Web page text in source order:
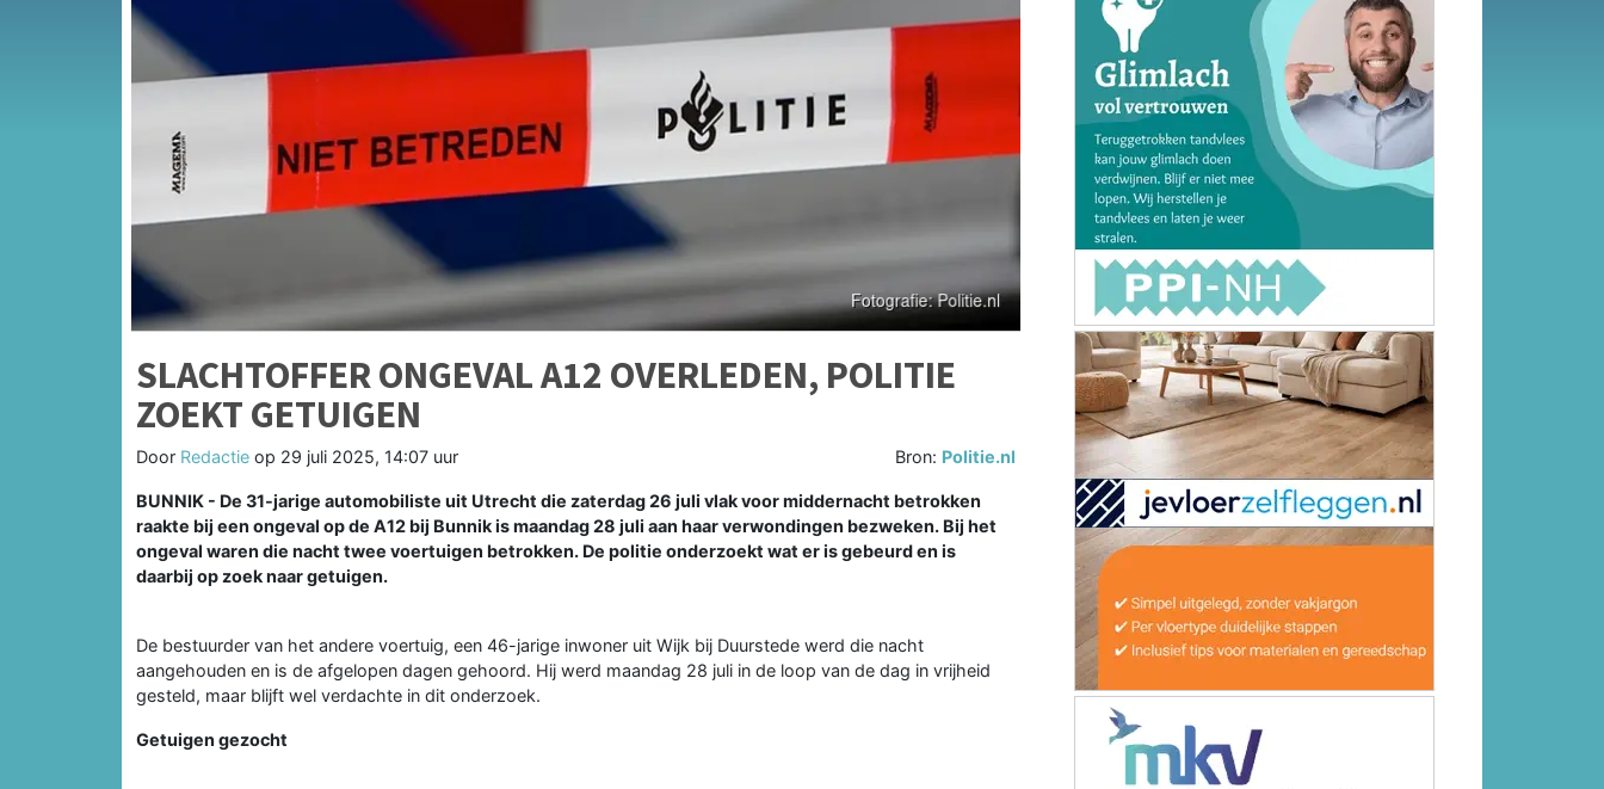
SLACHTOFFER ONGEVAL A12 OVERLEDEN, POLITIE
ZOEKT GETUIGEN
Door Redactie op 29 juli 2025, 14:07 uur Bron: Politie.nl
BUNNIK - De 31-jarige automobiliste uit Utrecht die zaterdag 26 juli vlak voor middernacht betrokken
raakte bij een ongeval op de A12 bij Bunnik is maandag 28 juli aan haar verwondingen bezweken. Bij het
ongeval waren die nacht twee voertuigen betrokken. De politie onderzoekt wat er is gebeurd en is
daarbij op zoek naar getuigen.
De bestuurder van het andere voertuig, een 46-jarige inwoner uit Wijk bij Duurstede werd die nacht
aangehouden en is de afgelopen dagen gehoord. Hij werd maandag 28 juli in de loop van de dag in vrijheid
gesteld, maar blijft wel verdachte in dit onderzoek.
Getuigen gezocht